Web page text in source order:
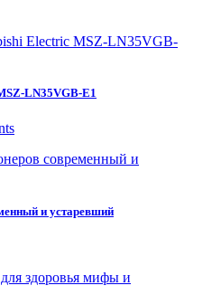
LN35VGB-E1
и устаревший